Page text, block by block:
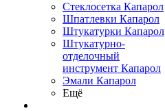
Cтеклосетка Капарол
Шпатлевки Капарол
Штукатурки Капарол
Штукатурно-
отделочный
инструмент Капарол
Эмали Капарол
Ещё